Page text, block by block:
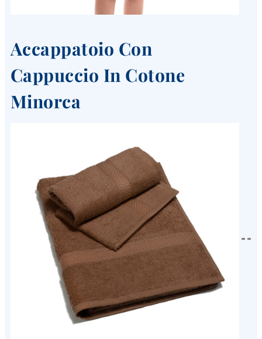
Accappatoio Con
Cappuccio In Cotone
Minorca